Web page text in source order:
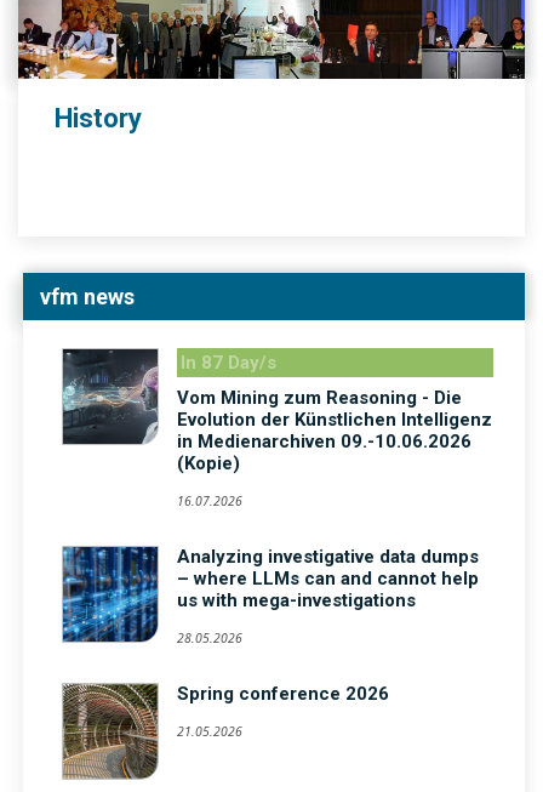
History
vfm news
In 87 Day/s
Vom Mining zum Reasoning - Die
Evolution der Künstlichen Intelligenz
in Medienarchiven 09.-10.06.2026
(Kopie)
16.07.2026
Analyzing investigative data dumps
– where LLMs can and cannot help
us with mega-investigations
28.05.2026
Spring conference 2026
21.05.2026